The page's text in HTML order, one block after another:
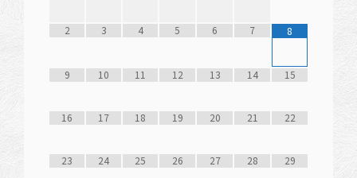
2 3 4 5 6 7 8
9 10 11 12 13 14 15
16 17 18 19 20 21 22
23 24 25 26 27 28 29